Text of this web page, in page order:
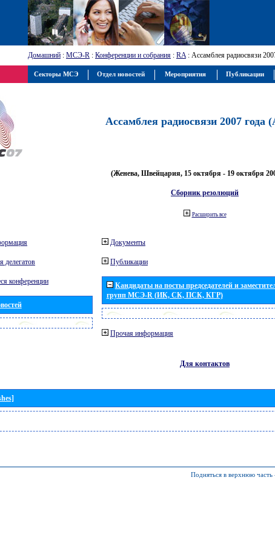
Домашний : МСЭ-R : Конференции и собрания : RA: Ассамблея радиосвязи
Ассамблея радиосвязи 2007 года
(Женева, Швейцария, 15 октября - 19 октября
Сборник резолюций
Расширить все
делегатов
конференции
Документы
Публикации
Кандидаты на посты председателей и
групп МСЭ-R (ИК, СК, ПСК, КГР)
Прочая информация
Для контактов
Подняться в верхнюю часть
Секторы МСЭ Отдел новостей Мероприятия Публикации